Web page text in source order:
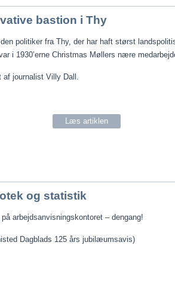
bastion i Thy
politiker fra Thy, der har haft størst
i 1930’erne Christmas Møllers nære
af journalist Villy Dall.
Læs artiklen
og statistik
på arbejdsanvisningskontoret – dengang!
Dagblads 125 års jubilæumsavis)